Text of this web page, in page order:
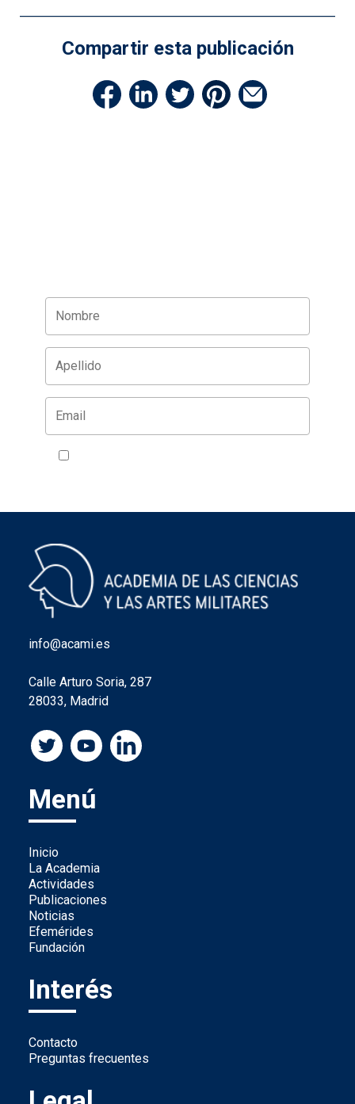
entradas
Compartir esta publicación
info@acami.es
Calle Arturo Soria, 287
28033, Madrid
Menú
Inicio
La Academia
Actividades
Publicaciones
Noticias
Efemérides
Fundación
Interés
Contacto
Preguntas frecuentes